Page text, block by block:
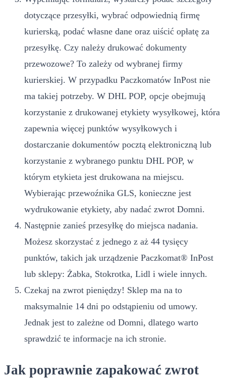
dotyczące przesyłki, wybrać odpowiednią firmę
kurierską, podać własne dane oraz uiścić opłatę za
przesyłkę. Czy należy drukować dokumenty
przewozowe? To zależy od wybranej firmy
kurierskiej. W przypadku Paczkomatów InPost nie
ma takiej potrzeby. W DHL POP, opcje obejmują
korzystanie z drukowanej etykiety wysyłkowej, która
zapewnia więcej punktów wysyłkowych i
dostarczanie dokumentów pocztą elektroniczną lub
korzystanie z wybranego punktu DHL POP, w
którym etykieta jest drukowana na miejscu.
Wybierając przewoźnika GLS, konieczne jest
wydrukowanie etykiety, aby nadać zwrot Domni.
Następnie zanieś przesyłkę do miejsca nadania.
Możesz skorzystać z jednego z aż 44 tysięcy
punktów, takich jak urządzenie Paczkomat® InPost
lub sklepy: Żabka, Stokrotka, Lidl i wiele innych.
Czekaj na zwrot pieniędzy! Sklep ma na to
maksymalnie 14 dni po odstąpieniu od umowy.
Jednak jest to zależne od Domni, dlatego warto
sprawdzić te informacje na ich stronie.
Jak poprawnie zapakować zwrot